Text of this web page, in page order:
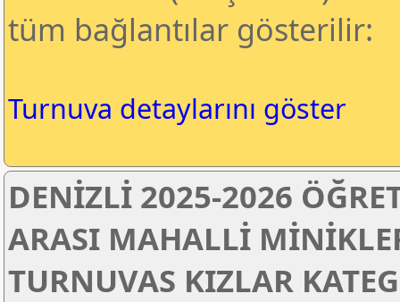
tüm bağlantılar gösterilir:
Turnuva detaylarını göster
DENİZLİ 2025-2026
ARASI MAHALLİ
TURNUVAS KIZLAR